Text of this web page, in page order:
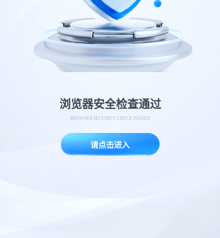
浏览器安全检查通过
BROWSER SECURITY CHECK PASSED
请点击进入